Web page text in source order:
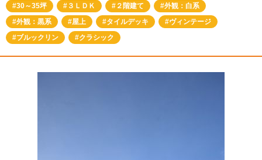
30～35坪 ３ＬＤＫ ２階建て
外観：白系
外観：黒系
屋上 タイルデッキ
ヴィンテージ
ブルックリン
クラシック